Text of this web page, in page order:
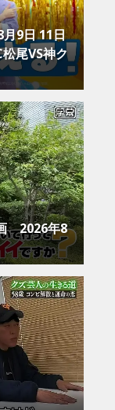
9日 11日
尾VS神ク
2026年8